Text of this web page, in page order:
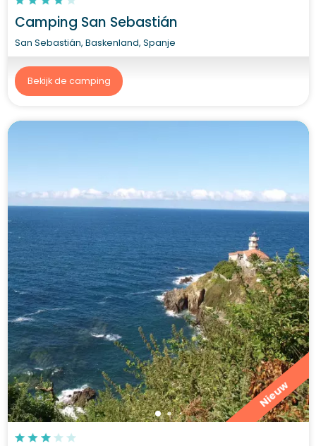
Camping San Sebastián
San Sebastián, Baskenland, Spanje
Bekijk de camping
Nieuw